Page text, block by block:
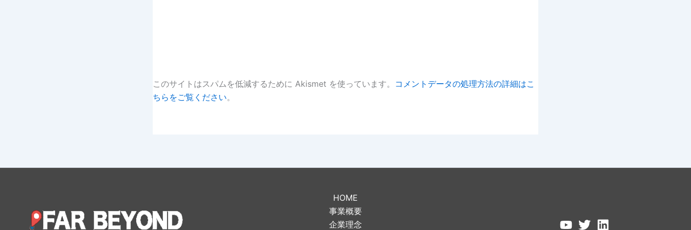
このサイトはスパムを低減するために Akismet を使っています。 コメントデータの処理方法の詳細はこ
ちらをご覧ください。
HOME
事業概要
企業理念